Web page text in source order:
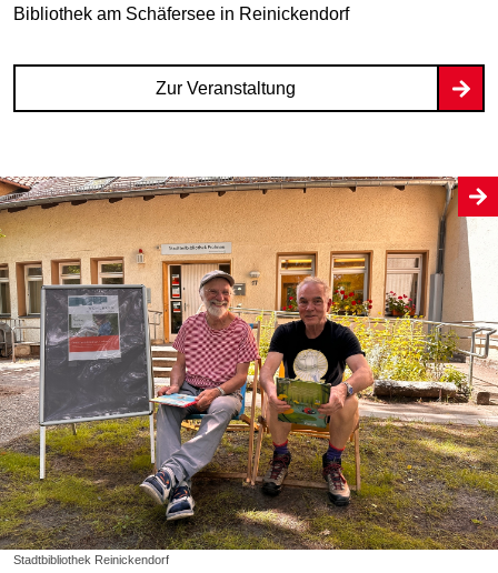
Bibliothek am Schäfersee in Reinickendorf
Zur Veranstaltung
Stadtbibliothek Reinickendorf